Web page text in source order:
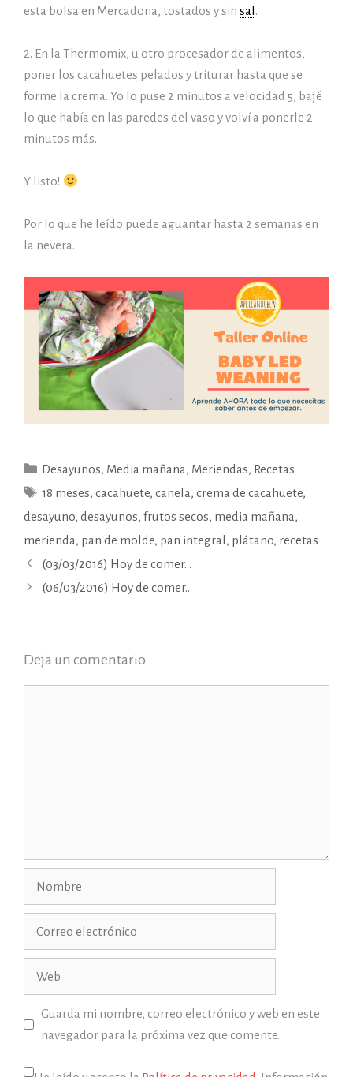
esta bolsa en Mercadona, tostados y sin sal .
2. En la Thermomix, u otro procesador de alimentos,
poner los cacahuetes pelados y triturar hasta que se
forme la crema. Yo lo puse 2 minutos a velocidad 5, bajé
lo que había en las paredes del vaso y volví a ponerle 2
minutos más.
Y listo!
Por lo que he leído puede aguantar hasta 2 semanas en
la nevera.
Categorías
Desayunos, Media mañana, Meriendas, Recetas
Etiquetas
18 meses,cacahuete,canela,crema de cacahuete,
desayuno, desayunos, frutos secos, media mañana,
merienda, pan de molde, pan integral , plátano, recetas
(03/03/2016) Hoy de comer…
(06/03/2016) Hoy de comer…
Deja un comentario
Guarda mi nombre, correo electrónico y web en este
navegador para la próxima vez que comente.